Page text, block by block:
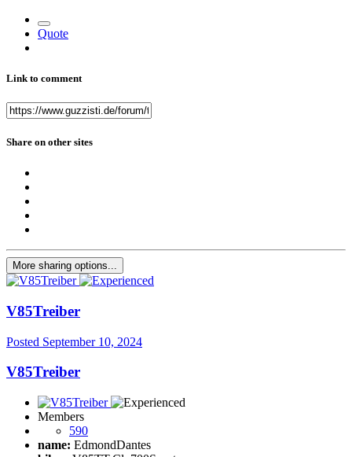
Quote
Link to comment
Share on other sites
More sharing options...
V85Treiber
Posted September 10, 2024
V85Treiber
Members
590
name: EdmondDantes